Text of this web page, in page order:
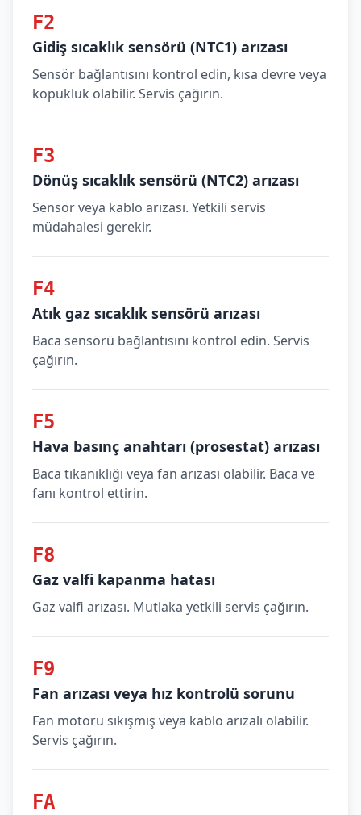
F2
Gidiş sıcaklık sensörü (NTC1) arızası
Sensör bağlantısını kontrol edin, kısa devre veya
kopukluk olabilir. Servis çağırın.
F3
Dönüş sıcaklık sensörü (NTC2) arızası
Sensör veya kablo arızası. Yetkili servis
müdahalesi gerekir.
F4
Atık gaz sıcaklık sensörü arızası
Baca sensörü bağlantısını kontrol edin. Servis
çağırın.
F5
Hava basınç anahtarı (prosestat) arızası
Baca tıkanıklığı veya fan arızası olabilir. Baca ve
fanı kontrol ettirin.
F8
Gaz valfi kapanma hatası
Gaz valfi arızası. Mutlaka yetkili servis çağırın.
F9
Fan arızası veya hız kontrolü sorunu
Fan motoru sıkışmış veya kablo arızalı olabilir.
Servis çağırın.
FA